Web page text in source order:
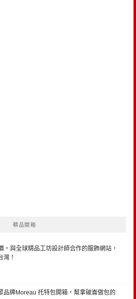
精品開箱
，與全球精品工坊設計師合作的服飾網站，
灣！
品牌Moreau 托特包開箱，幫拿破崙做包的